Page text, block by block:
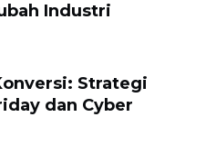
Industri
Strategi
dan Cyber